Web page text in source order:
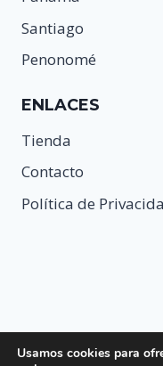
Santiago
Penonomé
ENLACES
Tienda
Contacto
Política de
Usamos cookies para